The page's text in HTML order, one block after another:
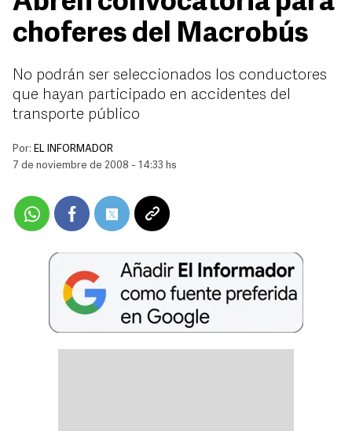
choferes del Macrobús
No podrán ser seleccionados los conductores
que hayan participado en accidentes del
transporte público
Por: EL INFORMADOR
7 de noviembre de 2008 - 14:33 hs